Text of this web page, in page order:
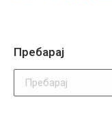
Пребарај